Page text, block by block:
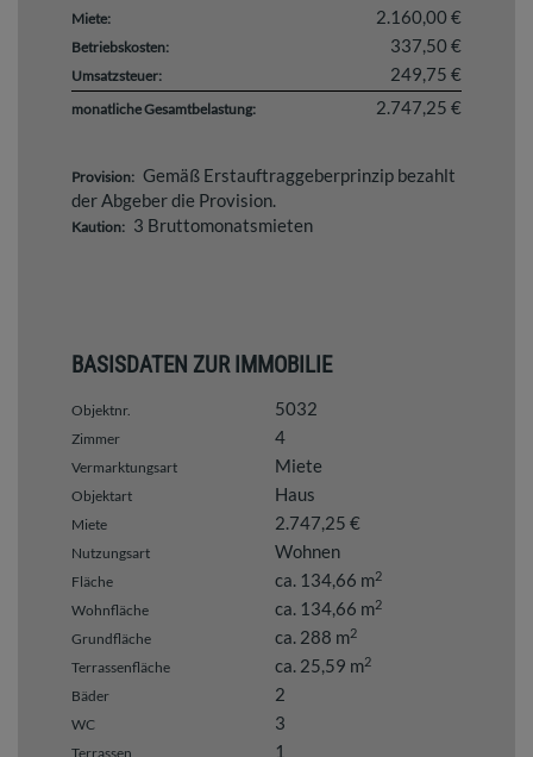
Miete: 2.160,00 €
Betriebskosten: 337,50 €
Umsatzsteuer: 249,75 €
monatliche Gesamtbelastung: 2.747,25 €
Provision: Gemäß Erstauftraggeberprinzip bezahlt
der Abgeber die Provision.
Kaution: 3 Bruttomonatsmieten
BASISDATEN ZUR IMMOBILIE
Objektnr. 5032
Zimmer 4
Vermarktungsart Miete
Objektart Haus
Miete 2.747,25 €
Nutzungsart Wohnen
Fläche ca. 134,66 m2
Wohnfläche ca. 134,66 m2
Grundfläche ca. 288 m2
Terrassenfläche ca. 25,59 m2
Bäder 2
WC 3
Terrassen 1